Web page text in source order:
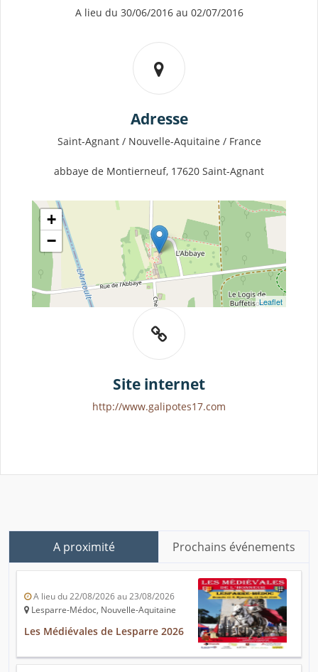
A lieu du 30/06/2016 au 02/07/2016
Adresse
Saint-Agnant / Nouvelle-Aquitaine / France
abbaye de Montierneuf, 17620 Saint-Agnant
+
−
Leaflet
Site internet
http://www.galipotes17.com
A proximité Prochains événements
A lieu du 22/08/2026 au 23/08/2026
Lesparre-Médoc, Nouvelle-Aquitaine
Les Médiévales de Lesparre 2026